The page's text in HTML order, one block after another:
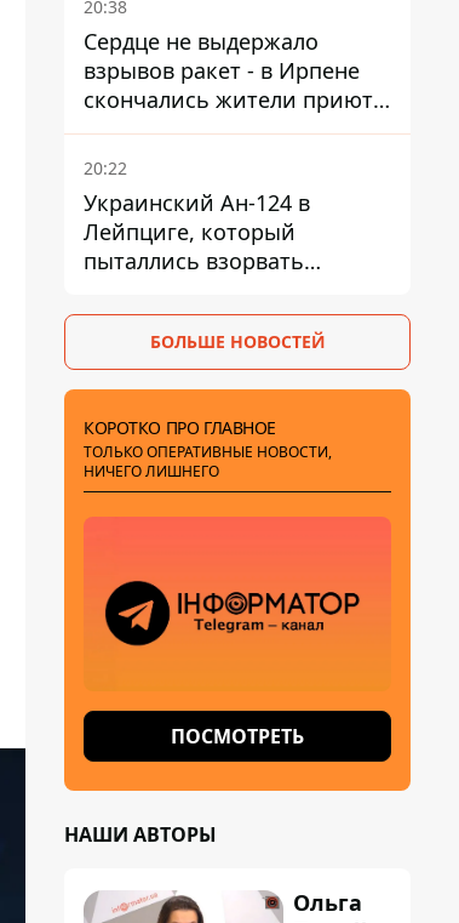
20:38
Сердце не выдержало
взрывов ракет - в Ирпене
скончались жители приюта
для собак с инвалидностью
20:22
Украинский Ан-124 в
Лейпциге, который
пыталлись взорвать
боеприпасами
БОЛЬШЕ НОВОСТЕЙ
КОРОТКО ПРО ГЛАВНОЕ
ТОЛЬКО ОПЕРАТИВНЫЕ НОВОСТИ,
НИЧЕГО ЛИШНЕГО
ПОСМОТРЕТЬ
НАШИ АВТОРЫ
Ольга